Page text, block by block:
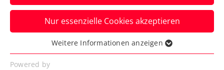
Der Staatsmeister nähert sich den Top
200 der Welt an.
Verfasst von: , 13.08.2023
Nur essenzielle Cookies akzeptieren
Essenziell
Essenzielle Cookies werden für grundlegende
Weitere Informationen anzeigen
Powered by